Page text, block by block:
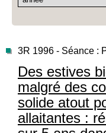
3R 1996 - Séance :
Des estives
malgré des
solide atout
allaitantes :